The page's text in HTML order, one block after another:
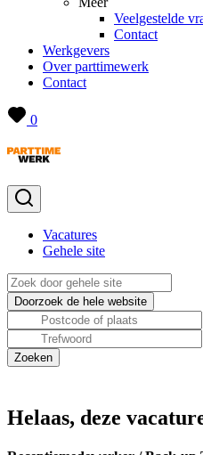
Veelgestelde
Contact
Werkgevers
Over parttimewerk
Contact
0
Vacatures
Gehele site
Helaas, deze